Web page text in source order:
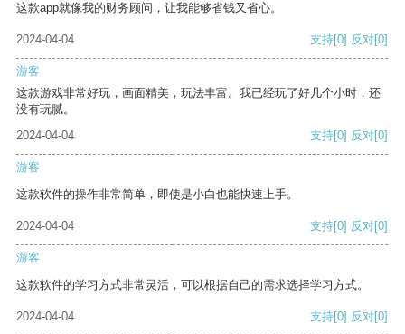
这款app就像我的财务顾问，让我能够省钱又省心。
2024-04-04 支持[0] 反对[0]
游客
这款游戏非常好玩，画面精美，玩法丰富。我已经玩了好几个小时，还
没有玩腻。
2024-04-04
支持[0] 反对[0]
游客
这款软件的操作非常简单，即使是小白也能快速上手。
2024-04-04 支持[0] 反对[0]
游客
这款软件的学习方式非常灵活，可以根据自己的需求选择学习方式。
2024-04-04 支持[0] 反对[0]